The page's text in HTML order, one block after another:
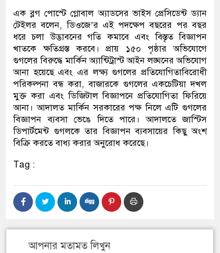
এক ব্লগ পোস্টে গ্লোবাল অ্যাডসের ভাইস প্রেসিডেন্ট ড্যান
টেইলর বলেন, ডিওজে’র এই পদক্ষেপ বছরের পর বছর
ধরে চলা উদ্ভাবনের গতি কমাবে এবং বিস্তৃত বিজ্ঞাপন
খাতকে ক্ষতিগ্রস্ত করবে। প্রায় ১৫০ পৃষ্ঠার অভিযোগে
গুগলের বিরুদ্ধে মার্কিন অ্যান্টিট্রাস্ট আইন লঙ্ঘনের অভিযোগ
আনা হয়েছে এবং এর লক্ষ্য গুগলের প্রতিযোগিতাবিরোধী
পরিকল্পনা বন্ধ করা, বাজারকে গুগলের একচেটিয়া দখল
মুক্ত করা এবং ডিজিটাল বিজ্ঞাপনে প্রতিযোগিতা ফিরিয়ে
আনা। আদালত মার্কিন সরকারের পক্ষ নিলে এটি গুগলের
বিজ্ঞাপন ব্যবসা ভেঙে দিতে পারে। আদালতে জাস্টিস
ডিপার্টমেন্ট গুগলকে তার বিজ্ঞাপন ব্যবসায়ের কিছু অংশ
বিক্রি করতে বাধ্য করার অনুরোধ করেছে।
Tag :
আপনার মতামত লিখুন